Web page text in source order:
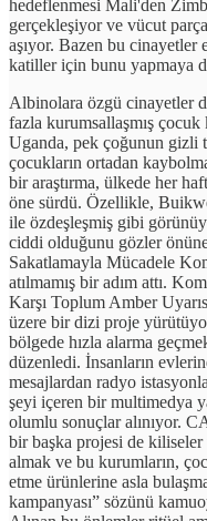
hedeflenmesi Mali'den
gerçekleşiyor ve vücut
aşıyor. Bazen bu cinayetler
katiller için bunu yapmaya
Albinolara özgü cinayetler
fazla kurumsallaşmış çocuk
Uganda, pek çoğunun gizli
çocukların ortadan
bir araştırma, ülkede her
öne sürdü. Özellikle,
ile özdeşleşmiş gibi
ciddi olduğunu gözler
Sakatlamayla Mücadele
atılmamış bir adım attı.
Karşı Toplum Amber
üzere bir dizi proje
bölgede hızla alarma
düzenledi. İnsanların
mesajlardan radyo
şeyi içeren bir multimedya
olumlu sonuçlar alınıyor.
bir başka projesi de
almak ve bu kurumların,
etme ürünlerine asla
kampanyası” sözünü